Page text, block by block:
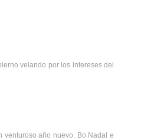
velando por los intereses del
año nuevo. Bo Nadal e